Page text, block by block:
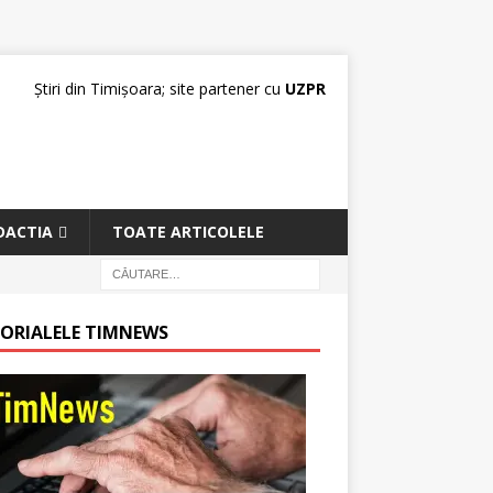
Știri din Timișoara; site partener cu UZPR
TOATE ARTICOLELE
TIMNEWS